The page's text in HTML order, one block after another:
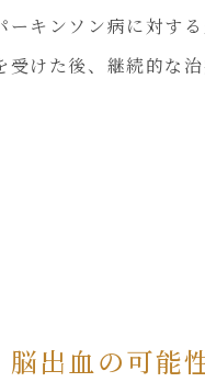
ーキンソン病に対す
受けた後、継続的な
脳出血の可能